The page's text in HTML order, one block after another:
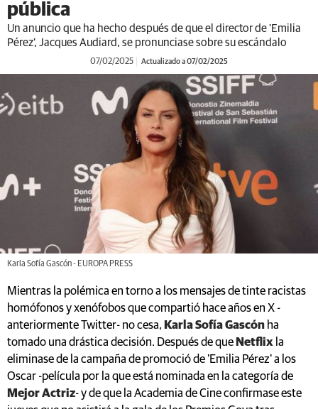
pública
Un anuncio que ha hecho después de que el director de 'Emilia
Pérez', Jacques Audiard, se pronunciase sobre su escándalo
07/02/2025 Actualizado a 07/02/2025
Karla Sofía Gascón - EUROPA PRESS
Mientras la polémica en torno a los mensajes de tinte racistas
homófonos y xenófobos que compartió hace años en X -
anteriormente Twitter- no cesa, Karla Sofía Gascón ha
tomado una drástica decisión. Después de que Netflix la
eliminase de la campaña de promoció de 'Emilia Pérez' a los
Oscar -película por la que está nominada en la categoría de
Mejor Actriz- y de que la Academia de Cine confirmase este